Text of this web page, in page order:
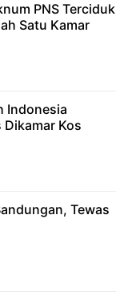
PNS Terciduk
Satu Kamar
Indonesia
Kos
Tewas